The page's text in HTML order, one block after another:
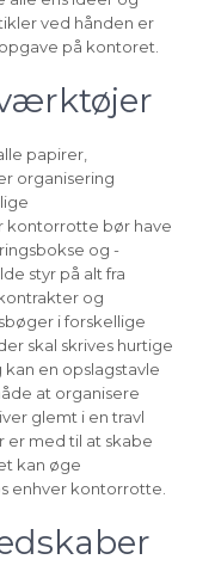
ved hånden er
på kontoret.
papirer,
organisering
kontorrotte bør have
og -
styr på alt fra
og
i forskellige
skal skrives hurtige
en opslagstavle
at organisere
glemt i en travl
med til at skabe
kan øge
enhver kontorrotte.